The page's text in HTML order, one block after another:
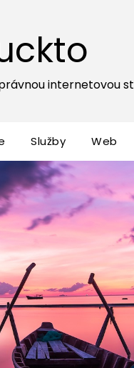
internetovou
Služby Web